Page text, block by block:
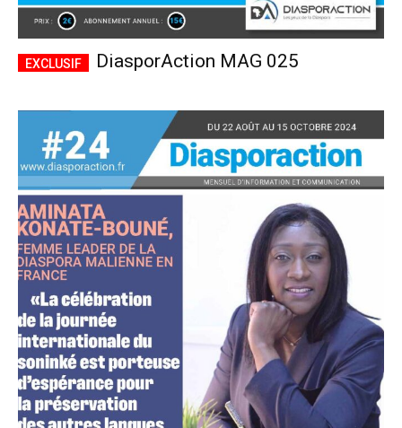
DiasporAction MAG 025